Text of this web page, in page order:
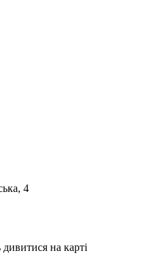
4
на карті